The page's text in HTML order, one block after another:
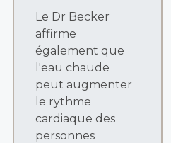
Le Dr Becker
affirme
également que
l'eau chaude
peut augmenter
le rythme
cardiaque des
personnes